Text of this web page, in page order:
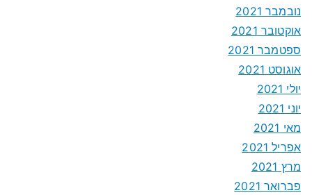
נובמבר 2021
אוקטובר 2021
ספטמבר 2021
אוגוסט 2021
יולי 2021
יוני 2021
מאי 2021
אפריל 2021
מרץ 2021
פברואר 2021